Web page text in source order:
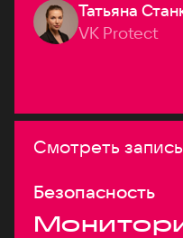
Татьяна
VK Protect
Смотреть запись
Безопасность